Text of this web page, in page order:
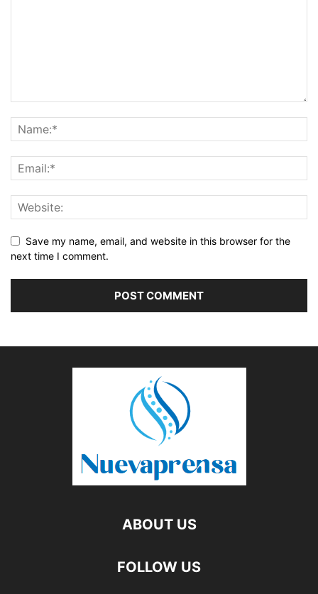
Save my name, email, and website in this browser for the
next time I comment.
ABOUT US
FOLLOW US